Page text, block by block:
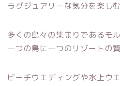
ラグジュアリーな気分を楽し
多くの島々の集まりであるモ
一つの島に一つのリゾートの
ビーチウエディングや水上ウ